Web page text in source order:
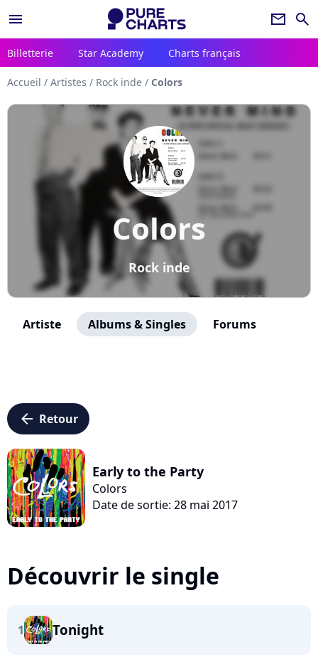
menu newsletter search
Billetterie Star Academy Charts français
Accueil / Artistes / Rock inde / Colors
Colors
Rock inde
Artiste Albums & Singles Forums
arrow_left Retour
Early to the Party
Colors
Date de sortie: 28 mai 2017
Découvrir le single
1 Tonight